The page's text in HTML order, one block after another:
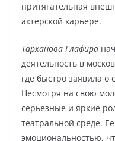
притягательная
актерской карьере.
Тарханова Глафира
деятельность в
где быстро заявила о
Несмотря на свою
серьезные и яркие
театральной среде.
эмоциональностью,